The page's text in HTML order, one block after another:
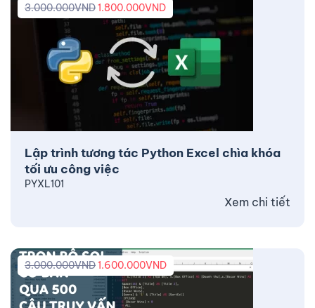
Lập trình tương tác Python Excel chìa khóa
tối ưu công việc
3.000.000VND1.800.000VND
PYXL101
Xem chi tiết
3.000.000VND1.600.000VND